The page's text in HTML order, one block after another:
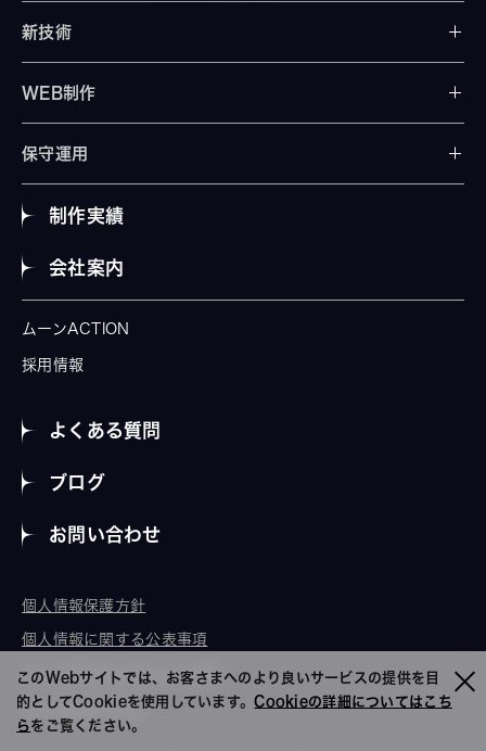
新技術
WEB制作
保守運用
制作実績
会社案内
ムーンACTION
採用情報
よくある質問
ブログ
お問い合わせ
個人情報保護方針
個人情報に関する公表事項
ウェブアクセシビリティ方針
ベトナムオフィス
このWebサイトでは、お客さまへのより良いサービスの提供を目
的としてCookieを使用しています。Cookieの詳細についてはこち
らをご覧ください。